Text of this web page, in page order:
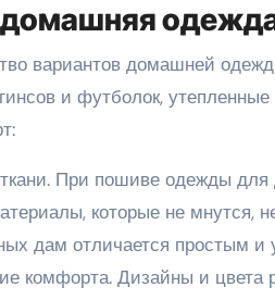
вариантов домашней
и футболок,
При пошиве одежды
которые не мнутся,
дам отличается простым
комфорта. Дизайны и цвета